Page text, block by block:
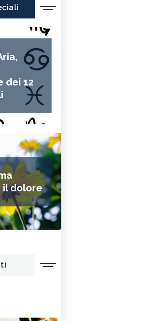
dei 12
il dolore